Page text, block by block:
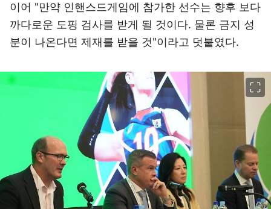
이어 "만약 인핸스드게임에 참가한 선수는 향후 보다
까다로운 도핑 검사를 받게 될 것이다. 물론 금지 성
분이 나온다면 제재를 받을 것"이라고 덧붙였다.